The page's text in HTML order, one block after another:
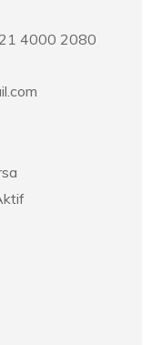
4000 2080